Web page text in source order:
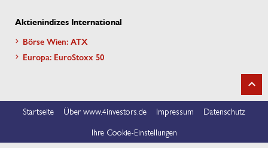
Aktienindizes International
Börse Wien: ATX
Europa: EuroStoxx 50
Startseite Über www.4investors.de Impressum
Datenschutz
Ihre Cookie-Einstellungen